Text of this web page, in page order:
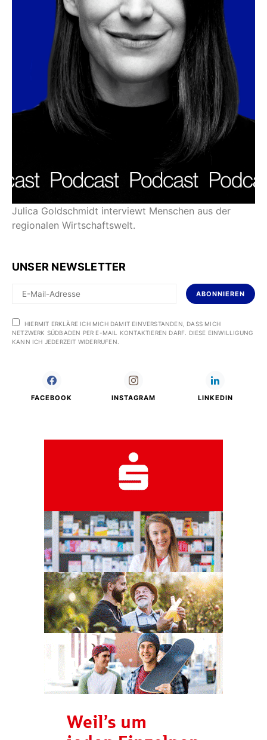
Julica Goldschmidt interviewt Menschen aus der
regionalen Wirtschaftswelt.
UNSER NEWSLETTER
ABONNIEREN
HIERMIT ERKLÄRE ICH MICH DAMIT EINVERSTANDEN, DASS MICH
NETZWERK SÜDBADEN PER E-MAIL KONTAKTIEREN DARF. DIESE EINWILLIGUNG
KANN ICH JEDERZEIT WIDERRUFEN.
FACEBOOK INSTAGRAM LINKEDIN